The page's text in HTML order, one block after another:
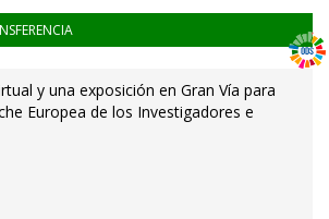
y una exposición en Gran Vía para
Europea de los Investigadores e